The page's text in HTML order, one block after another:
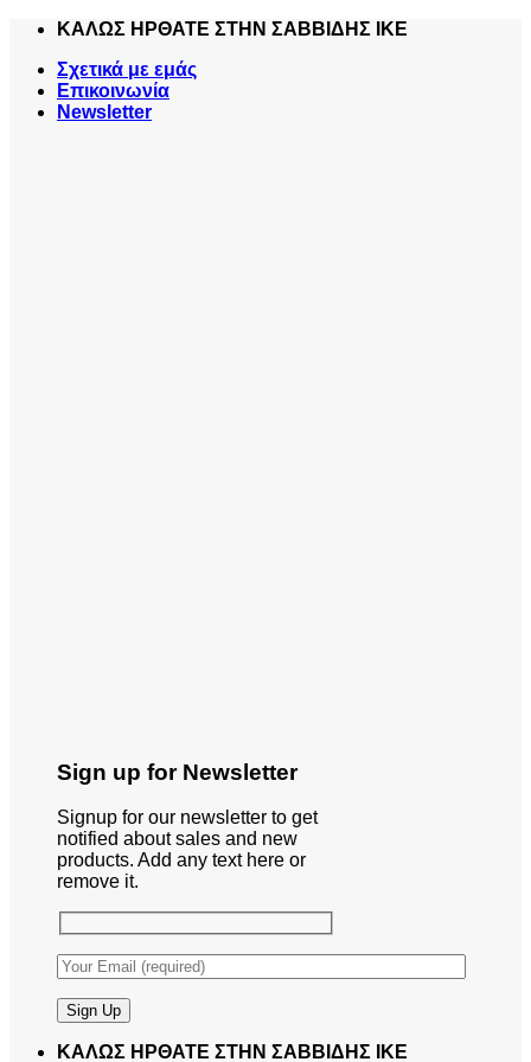
Skip
content
ΚΑΛΩΣ ΗΡΘΑΤΕ ΣΤΗΝ ΣΑΒΒΙΔΗΣ ΙΚΕ
Σχετικά με εμάς
Επικοινωνία
Newsletter
Sign up for Newsletter
Signup for our newsletter to get
notified about sales and new
products. Add any text here or
remove it.
ΚΑΛΩΣ ΗΡΘΑΤΕ ΣΤΗΝ ΣΑΒΒΙΔΗΣ ΙΚΕ